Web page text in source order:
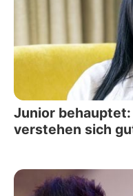
Junior
verstehen sich